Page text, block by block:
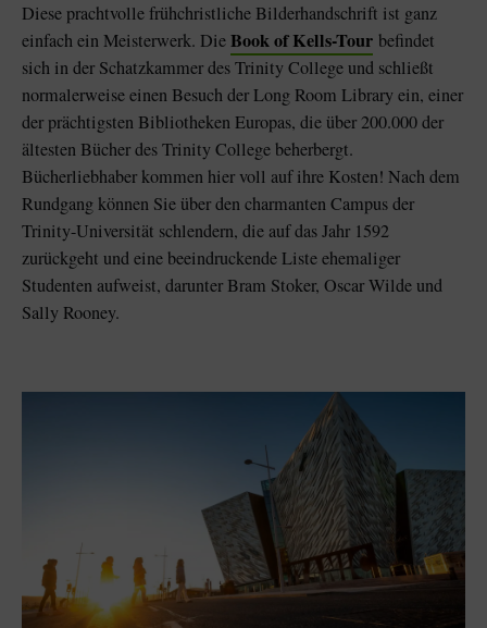
Diese prachtvolle frühchristliche Bilderhandschrift ist ganz
einfach ein Meisterwerk. DieBook of Kells-Tour befindet
sich in der Schatzkammer des Trinity College und schließt
normalerweise einen Besuch der Long Room Library ein, einer
der prächtigsten Bibliotheken Europas, die über 200.000 der
ältesten Bücher des Trinity College beherbergt.
Bücherliebhaber kommen hier voll auf ihre Kosten! Nach dem
Rundgang können Sie über den charmanten Campus der
Trinity-Universität schlendern, die auf das Jahr 1592
zurückgeht und eine beeindruckende Liste ehemaliger
Studenten aufweist, darunter Bram Stoker, Oscar Wilde und
Sally Rooney.